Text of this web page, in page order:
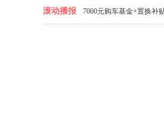
滚动播报
球赢翻倍京豆 7000元购车基金+置换补